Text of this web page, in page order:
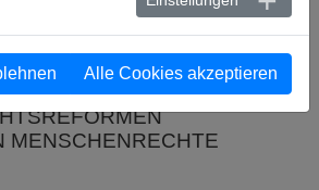
MAI 2021
:
MENSCHENRECHTE
Alle Cookies akzeptieren